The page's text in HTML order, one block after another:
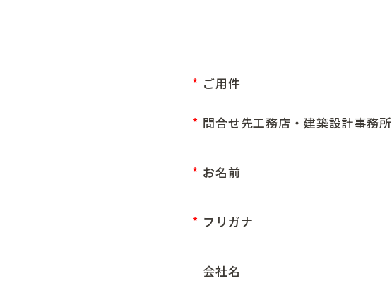
ご用件
問合せ先工務店・建築設計事務所
お名前
フリガナ
会社名